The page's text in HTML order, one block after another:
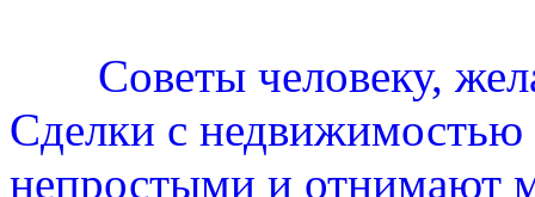
Советы человеку,
Сделки с недвижимостью
непростыми и отнимают